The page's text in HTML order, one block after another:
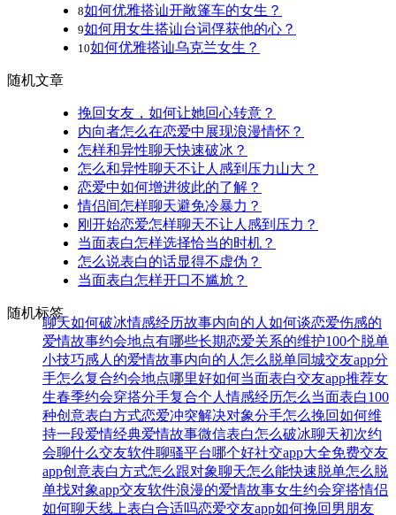
8如何优雅搭讪开敞篷车的女生？
9如何用女生搭讪台词俘获他的心？
10如何优雅搭讪乌克兰女生？
随机文章
挽回女友，如何让她回心转意？
内向者怎么在恋爱中展现浪漫情怀？
怎样和异性聊天快速破冰？
怎么和异性聊天不让人感到压力山大？
恋爱中如何增进彼此的了解？
情侣间怎样聊天避免冷暴力？
刚开始恋爱怎样聊天不让人感到压力？
当面表白怎样选择恰当的时机？
怎么说表白的话显得不虚伪？
当面表白怎样开口不尴尬？
随机标签
聊天如何破冰情感经历故事内向的人如何谈恋爱伤感的
爱情故事约会地点有哪些长期恋爱关系的维护100个脱单
小技巧感人的爱情故事内向的人怎么脱单同城交友app分
手怎么复合约会地点哪里好如何当面表白交友app推荐女
生春季约会穿搭分手复合个人情感经历怎么当面表白100
种创意表白方式恋爱冲突解决对象分手怎么挽回如何维
持一段爱情经典爱情故事微信表白怎么破冰聊天初次约
会聊什么交友软件聊骚平台哪个好社交app大全免费交友
app创意表白方式怎么跟对象聊天怎么能快速脱单怎么脱
单找对象app交友软件浪漫的爱情故事女生约会穿搭情侣
如何聊天线上表白合适吗恋爱交友app如何挽回男朋友